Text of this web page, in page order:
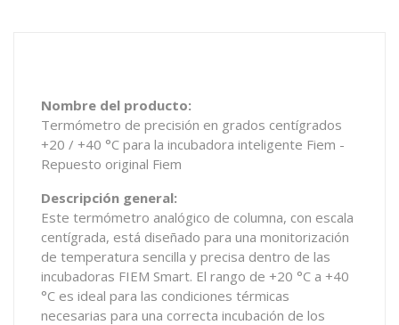
Nombre del producto:
Termómetro de precisión en grados centígrados
+20 / +40 °C para la incubadora inteligente Fiem -
Repuesto original Fiem
Descripción general:
Este termómetro analógico de columna, con escala
centígrada, está diseñado para una monitorización
de temperatura sencilla y precisa dentro de las
incubadoras FIEM Smart. El rango de +20 °C a +40
°C es ideal para las condiciones térmicas
necesarias para una correcta incubación de los